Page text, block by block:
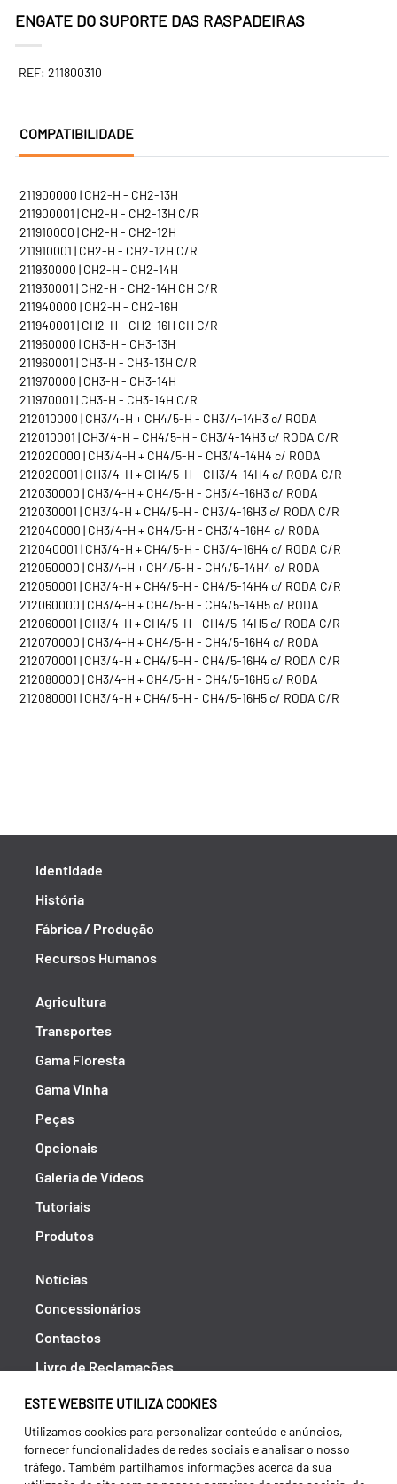
ESTE WEBSITE UTILIZA COOKIES
Utilizamos cookies para personalizar conteúdo e anúncios,
fornecer funcionalidades de redes sociais e analisar o nosso
tráfego. Também partilhamos informações acerca da sua
ENGATE DO SUPORTE DAS RASPADEIRAS
REF: 211800310
COMPATIBILIDADE
211900000 | CH2-H - CH2-13H
211900001 | CH2-H - CH2-13H C/R
211910000 | CH2-H - CH2-12H
211910001 | CH2-H - CH2-12H C/R
211930000 | CH2-H - CH2-14H
211930001 | CH2-H - CH2-14H CH C/R
211940000 | CH2-H - CH2-16H
211940001 | CH2-H - CH2-16H CH C/R
211960000 | CH3-H - CH3-13H
211960001 | CH3-H - CH3-13H C/R
211970000 | CH3-H - CH3-14H
211970001 | CH3-H - CH3-14H C/R
212010000 | CH3/4-H + CH4/5-H - CH3/4-14H3 c/ RODA
212010001 | CH3/4-H + CH4/5-H - CH3/4-14H3 c/ RODA C/R
212020000 | CH3/4-H + CH4/5-H - CH3/4-14H4 c/ RODA
212020001 | CH3/4-H + CH4/5-H - CH3/4-14H4 c/ RODA C/R
212030000 | CH3/4-H + CH4/5-H - CH3/4-16H3 c/ RODA
212030001 | CH3/4-H + CH4/5-H - CH3/4-16H3 c/ RODA C/R
212040000 | CH3/4-H + CH4/5-H - CH3/4-16H4 c/ RODA
212040001 | CH3/4-H + CH4/5-H - CH3/4-16H4 c/ RODA C/R
212050000 | CH3/4-H + CH4/5-H - CH4/5-14H4 c/ RODA
212050001 | CH3/4-H + CH4/5-H - CH4/5-14H4 c/ RODA C/R
212060000 | CH3/4-H + CH4/5-H - CH4/5-14H5 c/ RODA
212060001 | CH3/4-H + CH4/5-H - CH4/5-14H5 c/ RODA C/R
212070000 | CH3/4-H + CH4/5-H - CH4/5-16H4 c/ RODA
212070001 | CH3/4-H + CH4/5-H - CH4/5-16H4 c/ RODA C/R
212080000 | CH3/4-H + CH4/5-H - CH4/5-16H5 c/ RODA
212080001 | CH3/4-H + CH4/5-H - CH4/5-16H5 c/ RODA C/R
Identidade
História
Fábrica / Produção
Recursos Humanos
Agricultura
Transportes
Gama Floresta
Gama Vinha
Peças
Opcionais
Galeria de Vídeos
Tutoriais
Produtos
Notícias
Concessionários
Contactos
Livro de Reclamações
Política de Privacidade
Canal de Denúncias (RGPC)
Termos e condições